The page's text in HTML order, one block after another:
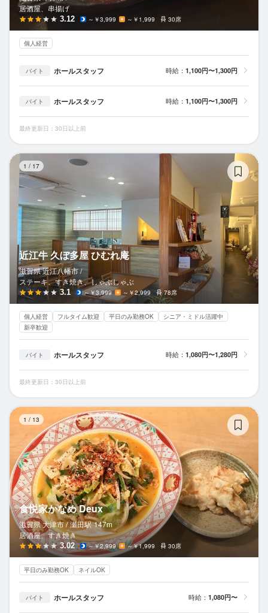
居酒屋、串揚げ
3.12 ～￥3,999 ～￥1,999 30席
個人経営
バイト ホールスタッフ 時給： 1,100円〜1,300円
バイト ホールスタッフ 時給： 1,100円〜1,300円
最終更新日：30日以上前
1 / 17
近江牛 久ぼ多屋 ひむれ庵
滋賀県 近江八幡市 /
ステーキ、すき焼き、しゃぶしゃぶ
3.1 ～￥3,999 ～￥2,999 78席
個人経営 フルタイム歓迎 平日のみ勤務OK
シニア・ミドル活躍中
新卒歓迎
バイト ホールスタッフ 時給： 1,080円〜1,280円
最終更新日：30日以上前
1 / 13
食悦家かなめ Deux
滋賀県 大津市 / 瀬田駅 147m
居酒屋、すき焼き
3.02 ～￥2,999 ～￥1,999 30席
平日のみ勤務OK ネイルOK
バイト ホールスタッフ 時給： 1,080円〜